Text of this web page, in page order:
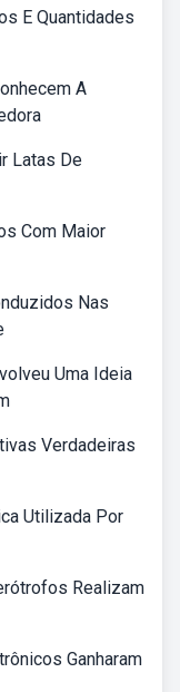
E Quantidades
A
Latas De
Com Maior
Nas
Uma Ideia
Verdadeiras
Utilizada Por
Realizam
Ganharam